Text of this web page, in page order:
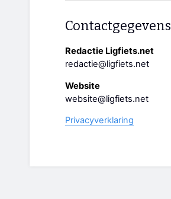
Contactgegevens
Redactie Ligfiets.net
redactie@ligfiets.net
Website
website@ligfiets.net
Privacyverklaring